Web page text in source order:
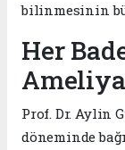
bilinmesinin
Her
Prof. Dr. Aylin
döneminde